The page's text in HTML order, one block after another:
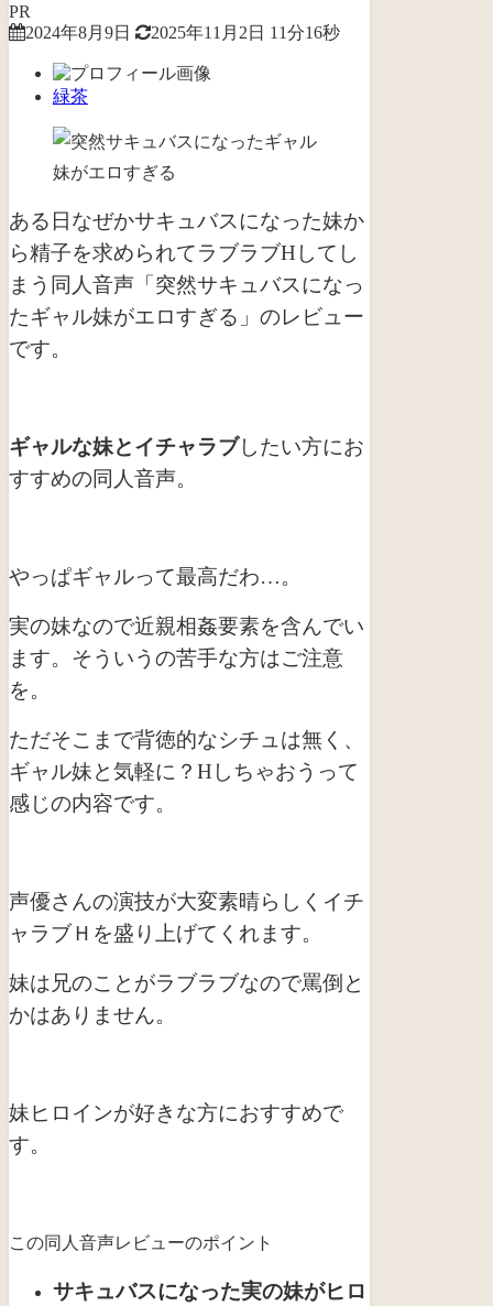
PR
2024年8月9日
2025年11月2日 11分16秒
緑茶
ある日なぜかサキュバスになった妹か
ら精子を求められてラブラブHしてし
まう同人音声「突然サキュバスになっ
たギャル妹がエロすぎる」のレビュー
です。
ギャルな妹とイチャラブしたい方にお
すすめの同人音声。
やっぱギャルって最高だわ…。
実の妹なので近親相姦要素を含んでい
ます。そういうの苦手な方はご注意
を。
ただそこまで背徳的なシチュは無く、
ギャル妹と気軽に？Hしちゃおうって
感じの内容です。
声優さんの演技が大変素晴らしくイチ
ャラブＨを盛り上げてくれます。
妹は兄のことがラブラブなので罵倒と
かはありません。
妹ヒロインが好きな方におすすめで
す。
この同人音声レビューのポイント
サキュバスになった実の妹がヒロ